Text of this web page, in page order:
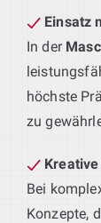
Einsatz
In der
höchste
zu
Bei
Konzepte,